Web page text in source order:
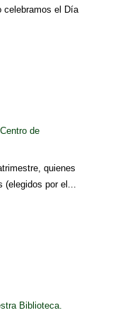
celebramos el Día
de
quienes
por el...
Biblioteca.